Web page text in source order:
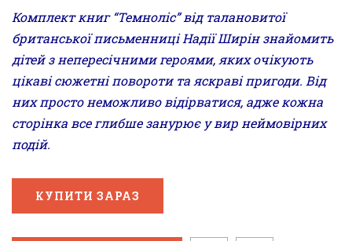
опитування
покупців
Комплект книг “Темноліс” від талановитої
британської письменниці Надії Ширін знайомить
дітей з непересічними героями, яких очікують
цікаві сюжетні повороти та яскраві пригоди. Від
них просто неможливо відірватися, адже кожна
сторінка все глибше занурює у вир неймовірних
подій.
КУПИТИ ЗАРАЗ